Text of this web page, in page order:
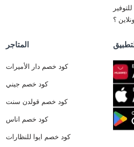
؟
المتاجر
كود خصم دار الأميرات
كود خصم جيني
كود خصم قولدن سنت
كود خصم اناس
كود خصم ايوا للنظارات